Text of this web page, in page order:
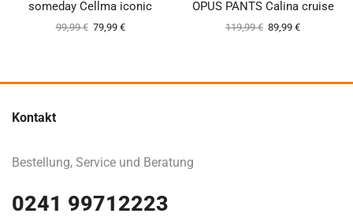
someday Cellma iconic
99,99€ 79,99 €
OPUS PANTS Calina cruise
119,99€ 89,99 €
Kontakt
Bestellung, Service und Beratung
0241 99712223